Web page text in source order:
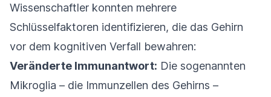
Wissenschaftler konnten mehrere
Schlüsselfaktoren identifizieren, die das Gehirn
vor dem kognitiven Verfall bewahren:
Veränderte Immunantwort: Die sogenannten
Mikroglia – die Immunzellen des Gehirns –